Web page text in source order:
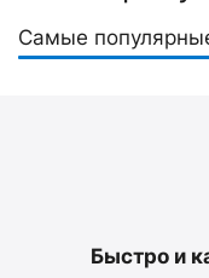
Самые
Быстро и